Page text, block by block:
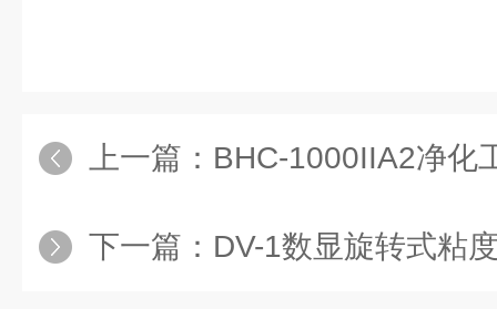
上一篇： BHC-1000IIA2净化
下一篇： DV-1数显旋转式粘